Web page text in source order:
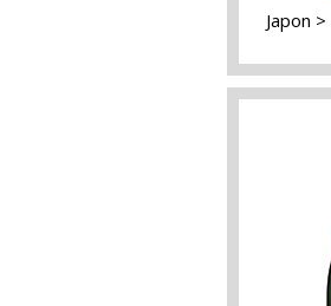
Japon